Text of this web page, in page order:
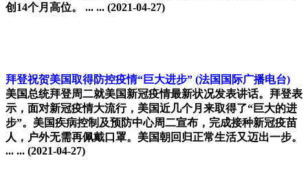
创14个月高位。 ... ... (2021-04-27)
拜登祝贺美国取得防控疫情“巨大进步” (法国国际广播电台)
美国总统拜登周二就美国新冠疫情最新状况发表讲话。拜登表
示，面对新冠疫情大流行，美国近几个月来取得了“巨大的进
步”。美国疾病控制及预防中心周二宣布，完成接种新冠疫苗
人，户外无需再佩戴口罩。美国朝回归正常生活又迈出一步。
... ... (2021-04-27)